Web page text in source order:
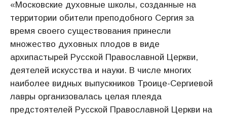
«Московские духовные школы, созданные на
территории обители преподобного Сергия за
время своего существования принесли
множество духовных плодов в виде
архипастырей Русской Православной Церкви,
деятелей искусства и науки. В числе многих
наиболее видных выпускников Троице-Сергиевой
лавры организовалась целая плеяда
предстоятелей Русской Православной Церкви на